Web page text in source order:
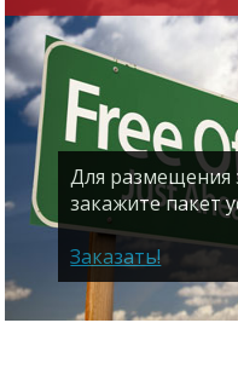
Для размещения
закажите пакет
Заказать!